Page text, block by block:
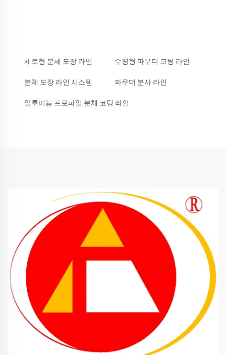
세로형 분체 도장 라인 수평형 파우더 코팅 라인
분체 도장 라인 시스템 파우더 분사 라인
알루미늄 프로파일 분체 코팅 라인